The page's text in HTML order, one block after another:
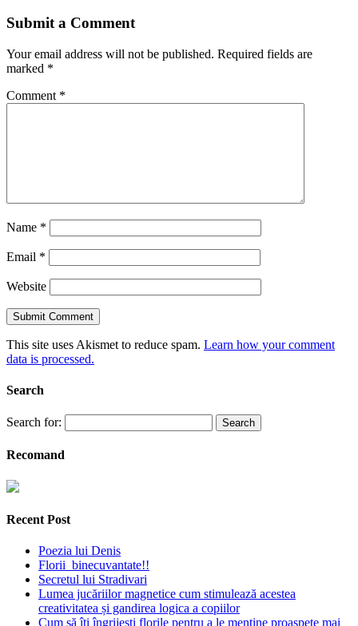
Submit a Comment
Your email address will not be published. Required fields are
marked *
Comment *
Name *
Email *
Website
This site uses Akismet to reduce spam. Learn how your comment
data is processed.
Search
Search for:
Recomand
Recent Post
Poezia lui Denis
Florii binecuvantate!!
Secretul lui Stradivari
Lumea jucăriilor magnetice cum stimulează acestea
creativitatea și gandirea logica a copiilor
Cum să îți îngrijești florile pentru a le menține proaspete mai